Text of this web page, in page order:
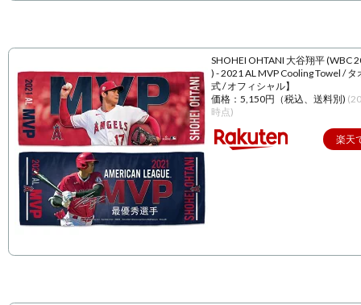
SHOHEI OHTANI 大谷翔平 (WBC
) - 2021 AL MVP Cooling Towel / タ
式 / オフィシャル】
価格：5,150円（税込、送料別)
時点)
楽天